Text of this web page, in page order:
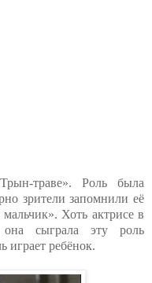
траве». Роль была
зрители запомнили её
Хоть актрисе в
сыграла эту роль
играет ребёнок.